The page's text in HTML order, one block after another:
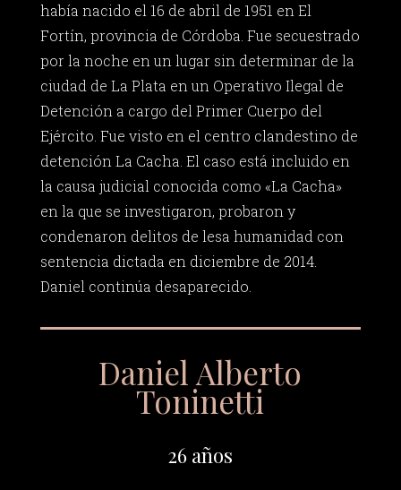
había nacido el 16 de abril de 1951 en El
Fortín, provincia de Córdoba. Fue secuestrado
por la noche en un lugar sin determinar de la
ciudad de La Plata en un Operativo Ilegal de
Detención a cargo del Primer Cuerpo del
Ejército. Fue visto en el centro clandestino de
detención La Cacha. El caso está incluido en
la causa judicial conocida como «La Cacha»
en la que se investigaron, probaron y
condenaron delitos de lesa humanidad con
sentencia dictada en diciembre de 2014.
Daniel continúa desaparecido.
Daniel Alberto
Toninetti
26 años